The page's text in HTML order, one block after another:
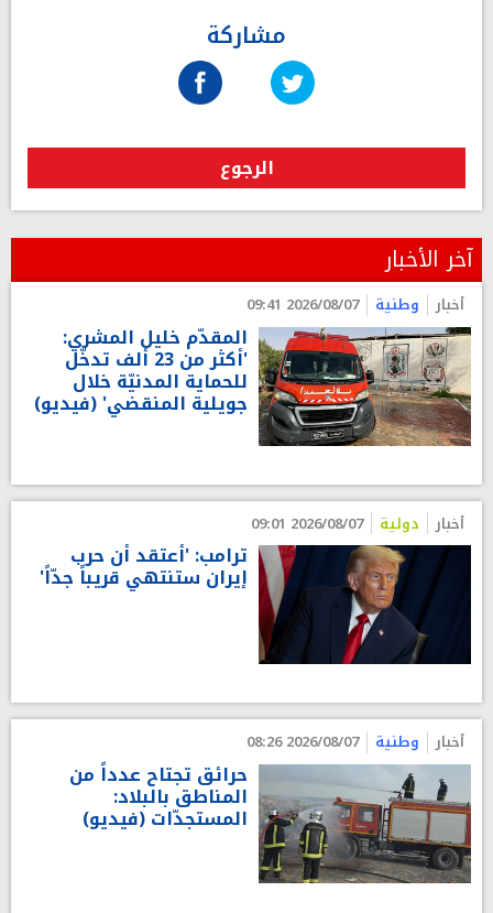
مشاركة
الرجوع
آخر الأخبار
أخبار وطنية 2026/08/07 09:41
المقدّم خليل المشري:
'أكثر من 23 ألف تدخّل
للحماية المدنيّة خلال
جويلية المنقضي' (فيديو)
أخبار دولية 2026/08/07 09:01
ترامب: 'أعتقد أن حرب
إيران ستنتهي قريباً جدّاً'
أخبار وطنية 2026/08/07 08:26
حرائق تجتاح عدداً من
المناطق بالبلاد:
المستجدّات (فيديو)